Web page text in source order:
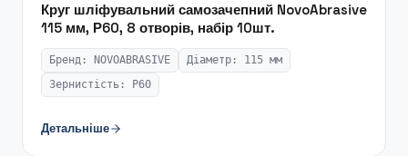
Круг шліфувальний самозачепний NovoAbrasive
115 мм, Р60, 8 отворів, набір 10шт.
Бренд: NOVOABRASIVE
Діаметр: 115 мм
Зернистість: P60
Детальніше